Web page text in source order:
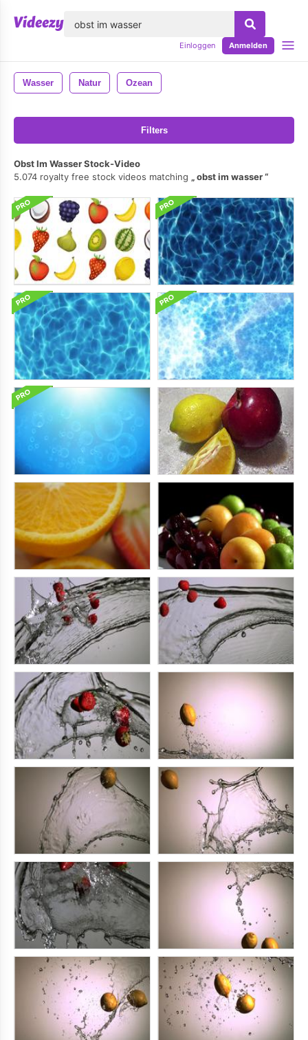
Einloggen Anmelden
Wasser Natur Ozean
Filters
Obst Im Wasser Stock-Video
5.074 royalty free stock videos matching
obst im wasser